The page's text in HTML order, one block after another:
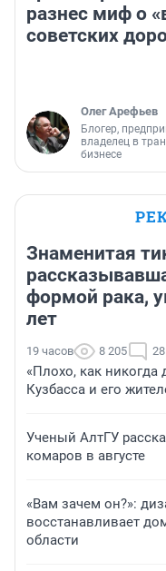
разнес миф о
советских
Олег Арефьев
Блогер,
владелец в
бизнесе
Знаменитая
формой рака,
лет
19 часов 8 205 28
«Плохо, как никогда
Кузбасса и его
Ученый АлтГУ
комаров в августе
«Вам зачем он?»:
восстанавливает
области